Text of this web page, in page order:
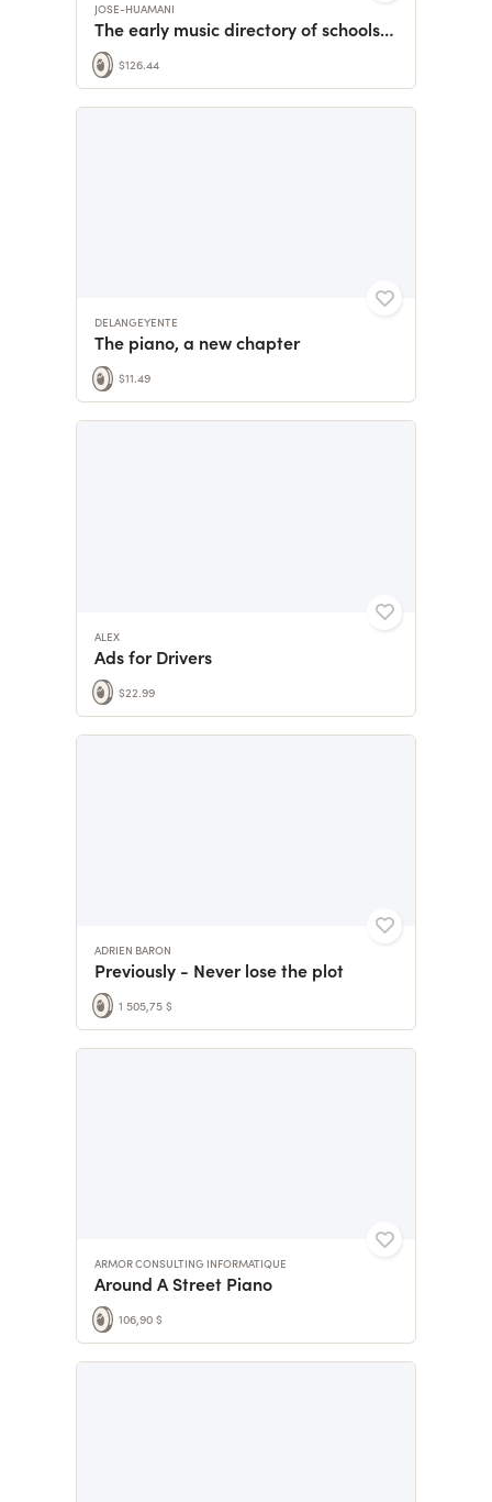
JOSE-HUAMANI
The early music directory of schools and teachers
$126.44
DELANGEYENTE
The piano, a new chapter
$11.49
ALEX
Ads for Drivers
$22.99
ADRIEN BARON
Previously - Never lose the plot
1 505,75 $
ARMOR CONSULTING INFORMATIQUE
Around A Street Piano
106,90 $